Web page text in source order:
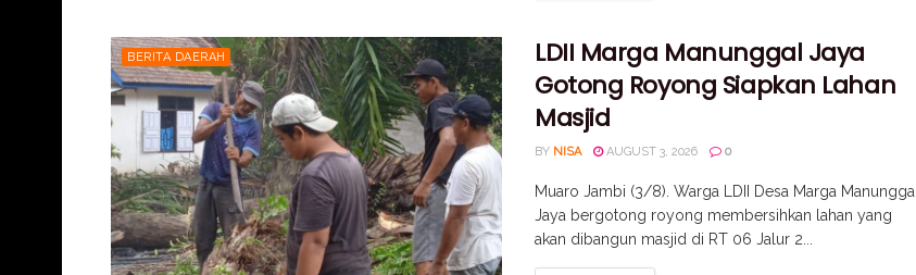
BERITA DAERAH
LDII Marga Manunggal Jaya
Gotong Royong Siapkan Lahan
Masjid
BY NISA AUGUST 3, 2026 0
Muaro Jambi (3/8). Warga LDII Desa Marga Manunggal
Jaya bergotong royong membersihkan lahan yang
akan dibangun masjid di RT 06 Jalur 2...